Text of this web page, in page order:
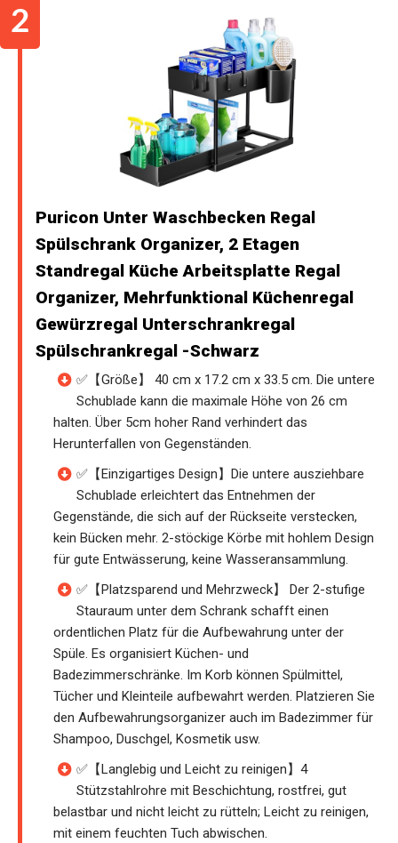
Puricon Unter Waschbecken Regal
Spülschrank Organizer, 2 Etagen
Standregal Küche Arbeitsplatte Regal
Organizer, Mehrfunktional Küchenregal
Gewürzregal Unterschrankregal
Spülschrankregal -Schwarz
✅【Größe】 40 cm x 17.2 cm x 33.5 cm. Die untere
Schublade kann die maximale Höhe von 26 cm
halten. Über 5cm hoher Rand verhindert das
Herunterfallen von Gegenständen.
✅【Einzigartiges Design】Die untere ausziehbare
Schublade erleichtert das Entnehmen der
Gegenstände, die sich auf der Rückseite verstecken,
kein Bücken mehr. 2-stöckige Körbe mit hohlem Design
für gute Entwässerung, keine Wasseransammlung.
✅【Platzsparend und Mehrzweck】 Der 2-stufige
Stauraum unter dem Schrank schafft einen
ordentlichen Platz für die Aufbewahrung unter der
Spüle. Es organisiert Küchen- und
Badezimmerschränke. Im Korb können Spülmittel,
Tücher und Kleinteile aufbewahrt werden. Platzieren Sie
den Aufbewahrungsorganizer auch im Badezimmer für
Shampoo, Duschgel, Kosmetik usw.
✅【Langlebig und Leicht zu reinigen】4
Stützstahlrohre mit Beschichtung, rostfrei, gut
belastbar und nicht leicht zu rütteln; Leicht zu reinigen,
mit einem feuchten Tuch abwischen.